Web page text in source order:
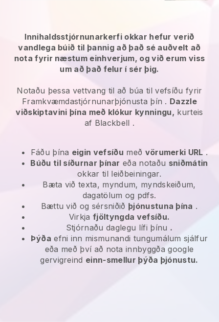
Innihaldsstjórnunarkerfi okkar hefur verið
vandlega búið til þannig að það sé auðvelt að
nota fyrir næstum einhverjum, og við erum viss
um að það felur í sér þig.
Notaðu þessa vettvang til að búa til vefsíðu fyrir
Framkvæmdastjórnunarþjónusta þín . Dazzle
viðskiptavini þína með klókur kynningu, kurteis
af Blackbell .
Fáðu þína eigin vefsíðu með vörumerki URL .
Búðu til síðurnar þínar eða notaðu sniðmátin
okkar til leiðbeiningar.
Bæta við texta, myndum, myndskeiðum,
dagatölum og pdfs.
Bættu við og sérsniðið þjónustuna þína .
Virkjafjöltyngda vefsíðu.
Stjórnaðu daglegu lífi þínu .
Þýða efni inn mismunandi tungumálum sjálfur
eða með því að nota innbyggða google
gervigreind einn-smellur þýða þjónustu.